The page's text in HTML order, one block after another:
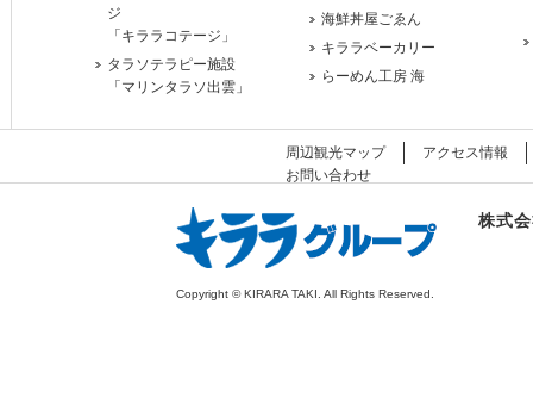
ジ
「キララコテージ」
タラソテラピー施設
「マリンタラソ出雲」
海鮮丼屋ごゑん
キララベーカリー
らーめん工房 海
周辺観光マップ
アクセス情報
お問い合わせ
株式
Copyright © KIRARA TAKI. All Rights Reserved.